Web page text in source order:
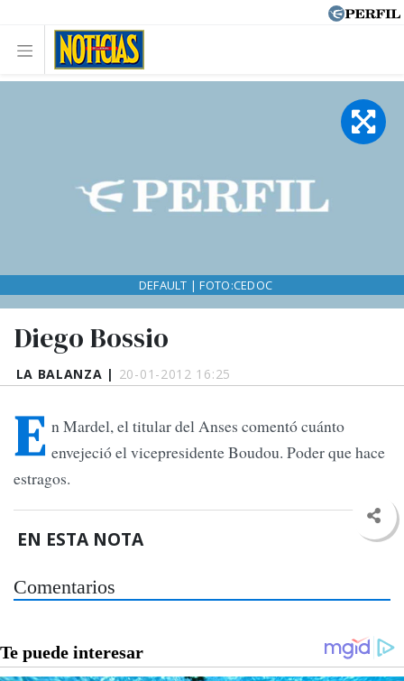
LA BALANZA | 20-01-2012 16:25
Diego Bossio
DEFAULT | FOTO:CEDOC
E n Mardel, el titular del Anses comentó cuánto
envejeció el vicepresidente Boudou. Poder que hace
estragos.
EN ESTA NOTA
Comentarios